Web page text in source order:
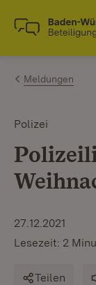
Zum Inhalt
Link zur
Meldungen
Polizei
27.12.2021
Lesezeit: 2
Teilen